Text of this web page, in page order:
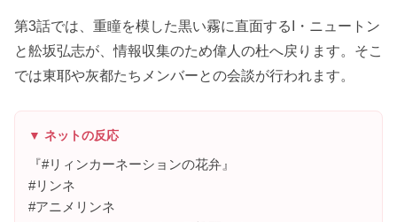
第3話では、重瞳を模した黒い霧に直面するI・ニュートン
と舩坂弘志が、情報収集のため偉人の杜へ戻ります。そこ
では東耶や灰都たちメンバーとの会談が行われます。
▼ ネットの反応
『#リィンカーネーションの花弁』
#リンネ
#アニメリンネ